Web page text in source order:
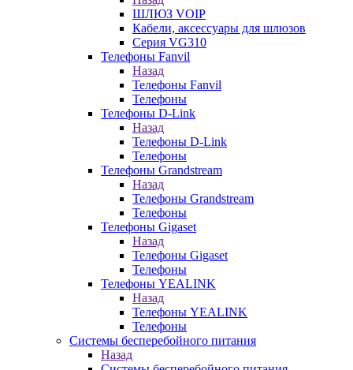
ШЛЮЗ VOIP
Кабели, аксессуары для шлюзов
Серия VG310
Телефоны Fanvil
Назад
Телефоны Fanvil
Телефоны
Телефоны D-Link
Назад
Телефоны D-Link
Телефоны
Телефоны Grandstream
Назад
Телефоны Grandstream
Телефоны
Телефоны Gigaset
Назад
Телефоны Gigaset
Телефоны
Телефоны YEALINK
Назад
Телефоны YEALINK
Телефоны
Системы бесперебойного питания
Назад